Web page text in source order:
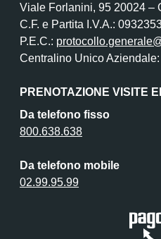
Viale Forlanini, 95 20024 –
C.F. e Partita I.V.A.:
P.E.C.:
Centralino Unico Aziendale:
PRENOTAZIONE VISITE
Da telefono fisso
800.638.638
Da telefono mobile
02.99.95.99